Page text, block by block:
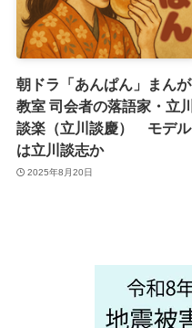
朝ドラ「あんぱん」まんが
教室 司会者の落語家・立川
談楽（立川談慶） モデル
は立川談志か
2025年8月20日